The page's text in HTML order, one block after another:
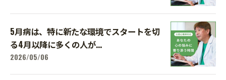
5月病は、特に新たな環境でスタートを切
る4月以降に多くの人が...
2026/05/06